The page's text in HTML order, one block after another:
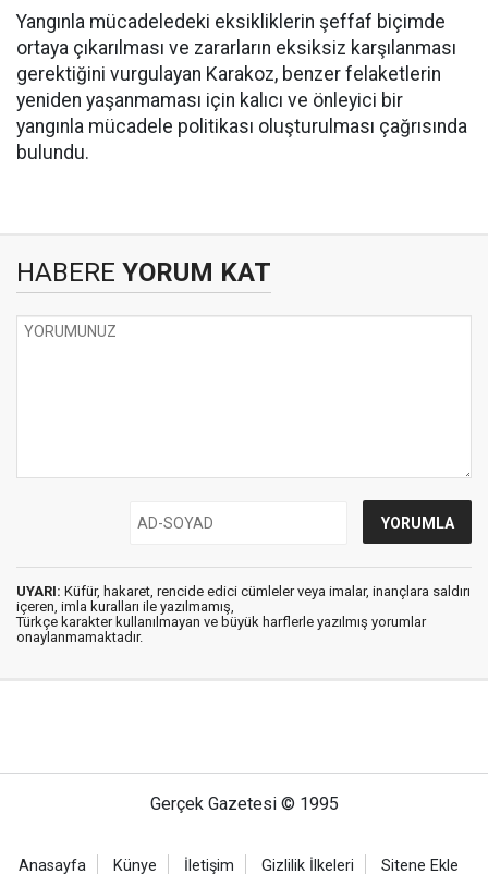
Yangınla mücadeledeki eksikliklerin şeffaf biçimde
ortaya çıkarılması ve zararların eksiksiz karşılanması
gerektiğini vurgulayan Karakoz, benzer felaketlerin
yeniden yaşanmaması için kalıcı ve önleyici bir
yangınla mücadele politikası oluşturulması çağrısında
bulundu.
HABERE YORUM KAT
UYARI: Küfür, hakaret, rencide edici cümleler veya imalar, inançlara saldırı
içeren, imla kuralları ile yazılmamış,
Türkçe karakter kullanılmayan ve büyük harflerle yazılmış yorumlar
onaylanmamaktadır.
Gerçek Gazetesi © 1995
Anasayfa Künye İletişim Gizlilik İlkeleri Sitene Ekle